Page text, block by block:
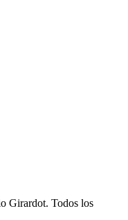
Girardot. Todos los